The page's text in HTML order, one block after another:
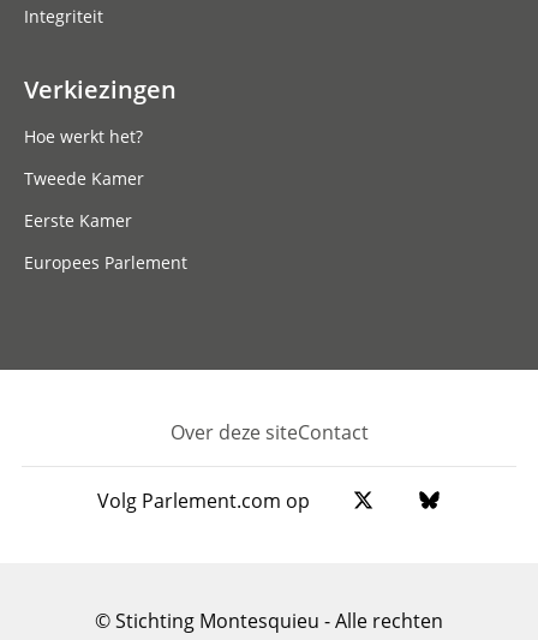
Integriteit
Verkiezingen
Hoe werkt het?
Tweede Kamer
Eerste Kamer
Europees Parlement
Footer
Over deze siteContact
Volg Parlement.com op
© Stichting Montesquieu - Alle rechten